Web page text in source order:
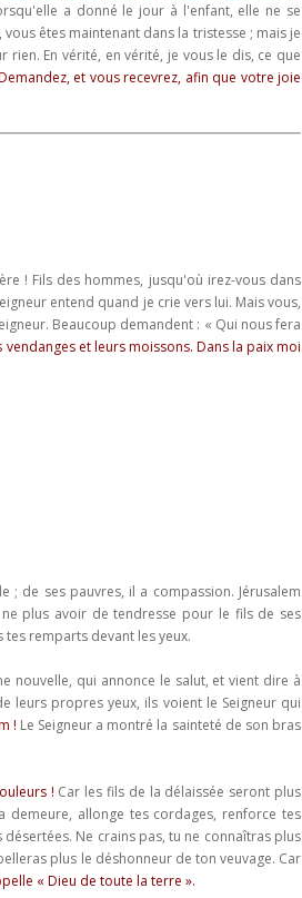
a donné le jour à l'enfant, elle ne se
vous êtes maintenant dans la tristesse ; mais je
En vérité, en vérité, je vous le dis, ce que
et vous recevrez, afin que votre joie
! Fils des hommes, jusqu'où irez-vous dans
entend quand je crie vers lui. Mais vous,
Beaucoup demandent : « Qui nous fera
et leurs moissons. Dans la paix moi
; de ses pauvres, il a compassion. Jérusalem
ne plus avoir de tendresse pour le fils de ses
tes remparts devant les yeux.
nouvelle, qui annonce le salut, et vient dire à
leurs propres yeux, ils voient le Seigneur qui
! Le Seigneur a montré la sainteté de son bras
! Car les fils de la délaissée seront plus
demeure, allonge tes cordages, renforce tes
Ne crains pas, tu ne connaîtras plus
plus le déshonneur de ton veuvage. Car
« Dieu de toute la terre ».